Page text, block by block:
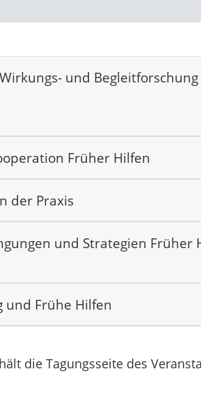
und Begleitforschung
Früher Hilfen
der Praxis
und Strategien Früher
und Frühe Hilfen
die Tagungsseite des